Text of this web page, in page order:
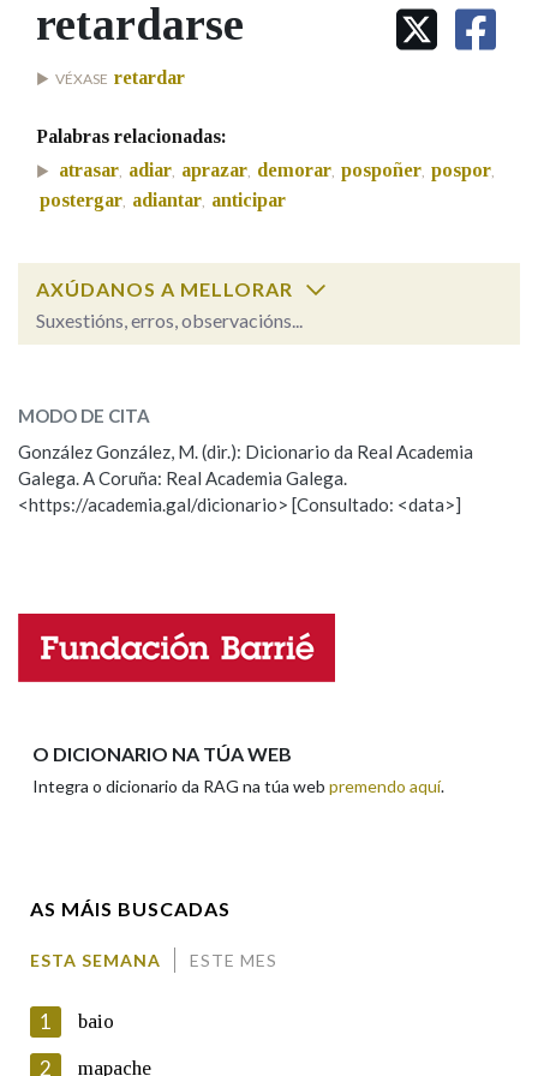
IDENTIDADE CORPORATIVA
MARCIAL DEL ADALID
FIGURAS HOMENAXEADAS
PORTAL DAS PALABRAS
Facebook
TwitterYoutubeInstagram
Bluesky
BUSCAR NOS LEMAS
Comeza por
Remata por
Contén
Nas definicións
Nos exemplos
Marcas gramaticais
LIMPAR
retardarse
VÉXASE retardar
Palabras relacionadas:
atrasar, adiar, aprazar, demorar, pospoñer, pospor,
postergar, adiantar, anticipar
AXÚDANOS A MELLORAR
Suxestións, erros, observacións...
ESCOLLE UNHA OPCIÓN:
Observación Hai un erro na palabra
Propoño mellorar a definición
Nome
MODO DE CITA
González González, M. (dir.): Dicionario da Real Academia
Galega. A Coruña: Real Academia Galega.
<https://academia.gal/dicionario> [Consultado: <data>]
O DICIONARIO NA TÚA WEB
Integra o dicionario da RAG na túa web premendo aquí.
AS MÁIS BUSCADAS
ESTA SEMANA ESTE MES
1 baio
2 mapache